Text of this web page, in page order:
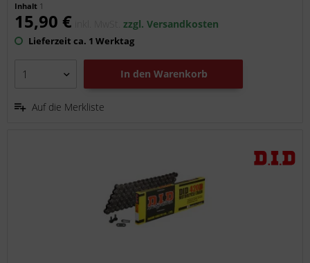
Inhalt 1
15,90 € inkl. MwSt.zzgl. Versandkosten
Lieferzeit ca. 1 Werktag
In den Warenkorb
Auf die Merkliste